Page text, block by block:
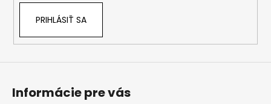
PRIHLÁSIŤ SA
Informácie pre vás